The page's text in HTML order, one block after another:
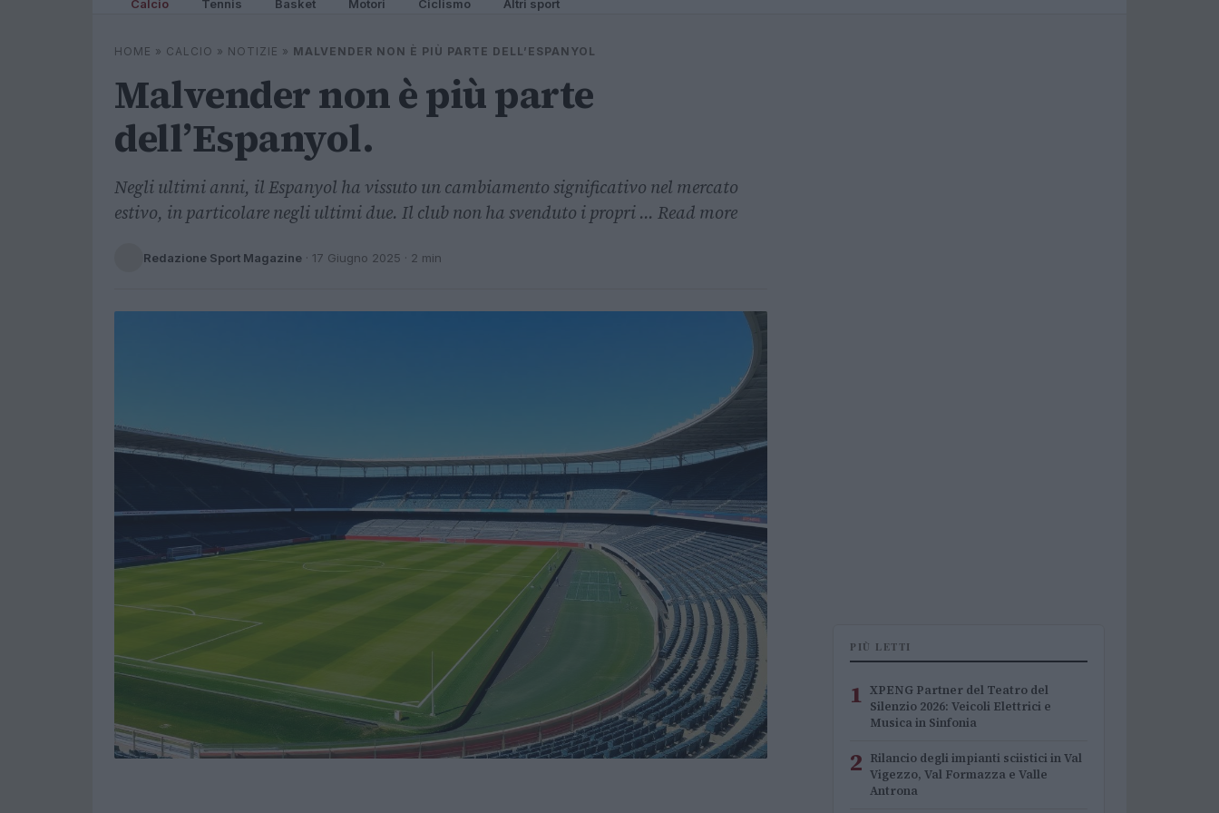
Calcio Tennis Basket Motori Ciclismo Altri sport
HOME » CALCIO » NOTIZIE » MALVENDER NON È PIÙ PARTE DELL’ESPANYOL
Malvender non è più parte
dell’Espanyol.
Negli ultimi anni, il Espanyol ha vissuto un cambiamento significativo nel mercato
estivo, in particolare negli ultimi due. Il club non ha svenduto i propri ... Read more
Redazione Sport Magazine · 17 Giugno 2025 · 2 min
PIÙ LETTI
1 XPENG Partner del Teatro del
Silenzio 2026: Veicoli Elettrici e
Musica in Sinfonia
2 Rilancio degli impianti sciistici in Val
Vigezzo, Val Formazza e Valle
Antrona